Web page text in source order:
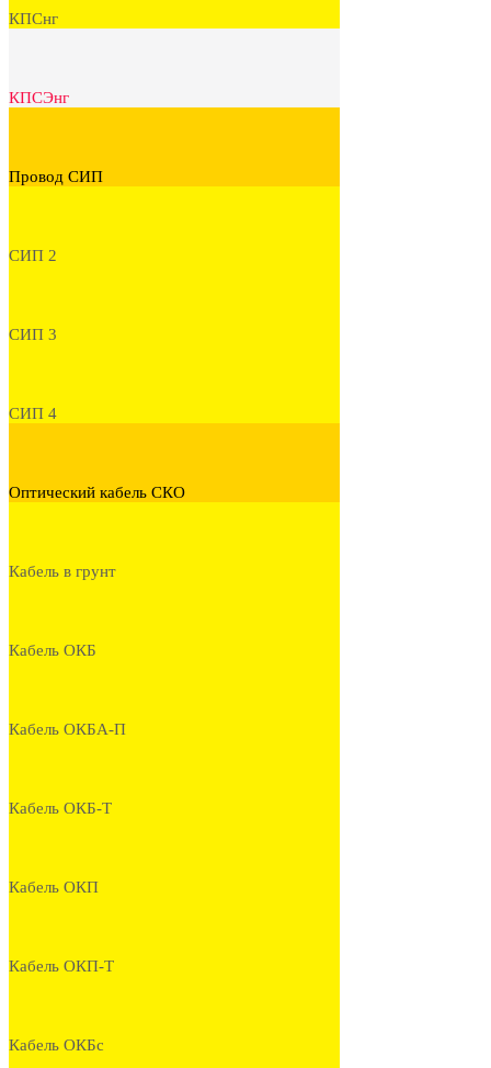
КПСнг
КПСЭнг
Провод СИП
СИП 2
СИП 3
СИП 4
Оптический кабель СКО
Кабель в грунт
Кабель ОКБ
Кабель ОКБА-П
Кабель ОКБ-Т
Кабель ОКП
Кабель ОКП-Т
Кабель ОКБс